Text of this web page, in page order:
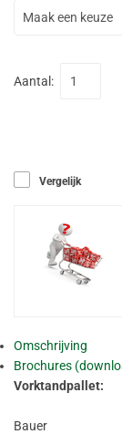
Aantal:
Vergelijk
Omschrijving
Brochures
Vorktandpallet:
Bauer